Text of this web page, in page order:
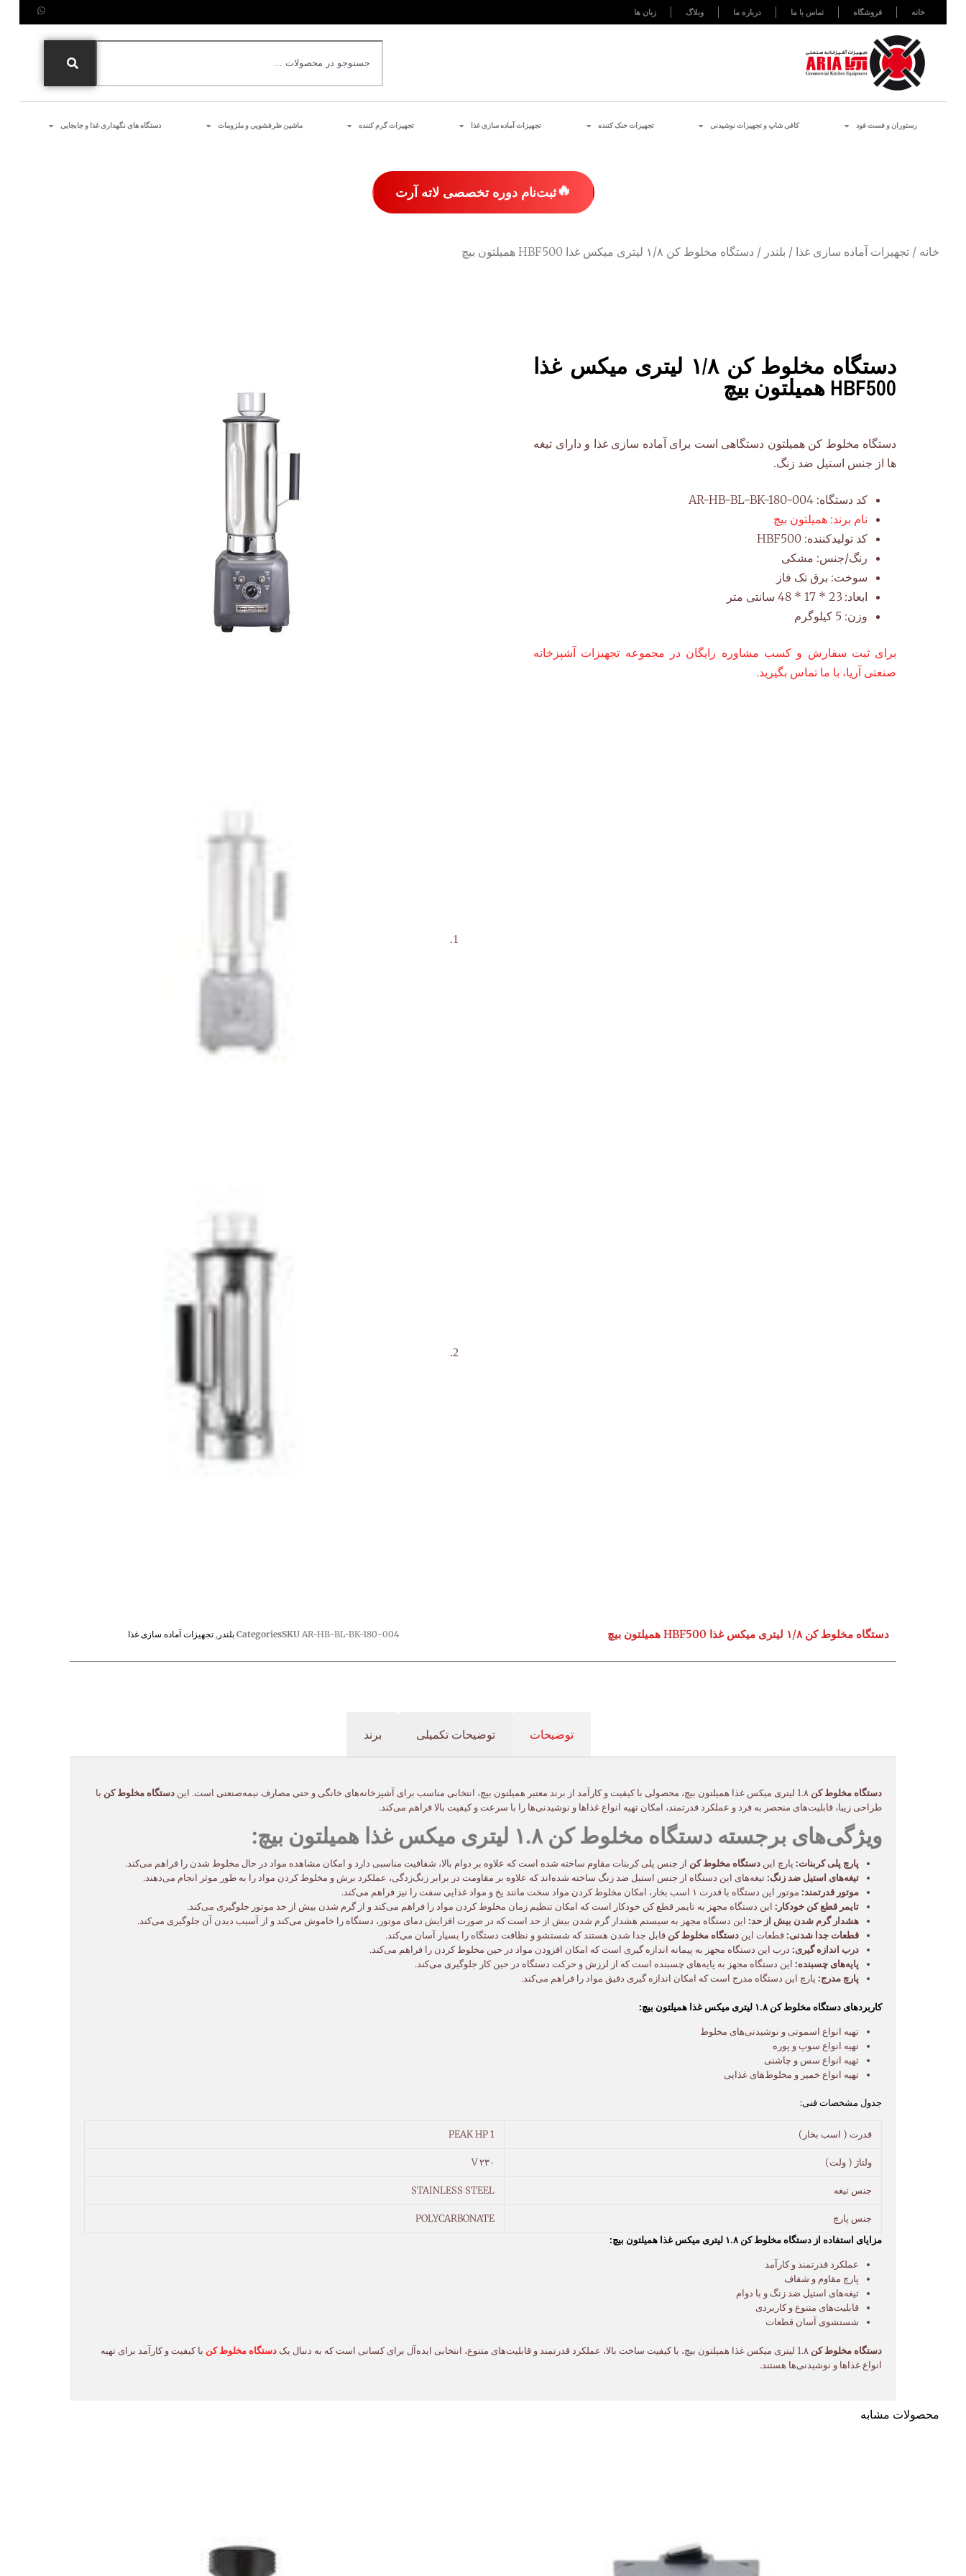
خانه فروشگاه تماس با ما درباره ما وبلاگ زبان ها
رستوران و فست فود کافی شاپ و تجهیزات نوشیدنی تجهیزات خنک کننده تجهیزات آماده سازی غذا تجهیزات گرم کننده ماشین ظرفشویی و ملزومات دستگاه های نگهداری غذا و جابجایی
🔥ثبت‌نام دوره تخصصی لاته آرت
خانه / تجهیزات آماده سازی غذا / بلندر / دستگاه مخلوط کن ۱/۸ لیتری میکس غذا HBF500 همیلتون بیچ
دستگاه مخلوط کن ۱/۸ لیتری میکس غذا
HBF500 همیلتون بیچ
دستگاه مخلوط کن همیلتون دستگاهی است برای آماده سازی غذا و دارای تیغه
ها از جنس استیل ضد زنگ.
کد دستگاه: AR-HB-BL-BK-180-004
نام برند: همیلتون بیچ
کد تولیدکننده: HBF500
رنگ/جنس: مشکی
سوخت: برق تک فاز
ابعاد: 23 * 17 * 48 سانتی متر
وزن: 5 کیلوگرم
برای ثبت سفارش و کسب مشاوره رایگان در مجموعه تجهیزات آشپزخانه
صنعتی آریا، با ما تماس بگیرید.
دستگاه مخلوط کن ۱/۸ لیتری میکس غذا HBF500 همیلتون بیچ SKUAR-HB-BL-BK-180-004
Categories بلندر , تجهیزات آماده سازی غذا
توضیحات توضیحات تکمیلی برند
دستگاه مخلوط کن دستگاه مخلوط کن با
طراحی زیبا، قابلیت‌های منحصر به فرد و عملکرد قدرتمند، امکان تهیه انواع غذاها و نوشیدنی‌ها را با سرعت و کیفیت بالا فراهم می‌کند.
ویژگی‌های برجسته دستگاه مخلوط کن ۱.۸ لیتری میکس غذا همیلتون بیچ:
پارچ پلی کربنات: پارچ ایندستگاه مخلوط کن از جنس پلی کربنات مقاوم ساخته شده است که علاوه بر دوام بالا، شفافیت مناسبی دارد و امکان مشاهده مواد در حال مخلوط شدن را فراهم می‌کند.
تیغه‌های استیل ضد زنگ:تیغه‌های این دستگاه از جنس استیل ضد زنگ ساخته شده‌اند که علاوه بر مقاومت در برابر زنگ‌زدگی، عملکرد برش و مخلوط کردن مواد را به طور موثر انجام می‌دهند.
موتور قدرتمند: موتور این دستگاه با قدرت ۱ اسب بخار، امکان مخلوط کردن مواد سخت مانند یخ و مواد غذایی سفت را نیز فراهم می‌کند.
تایمر قطع کن خودکار: این دستگاه مجهز به تایمر قطع کن خودکار است که امکان تنظیم زمان مخلوط کردن مواد را فراهم می‌کند و از گرم شدن بیش از حد موتور جلوگیری می‌کند.
هشدار گرم شدن بیش از حد: این دستگاه مجهز به سیستم هشدار گرم شدن بیش از حد است که در صورت افزایش دمای موتور، دستگاه را خاموش می‌کند و از آسیب دیدن آن جلوگیری می‌کند.
قطعات جدا شدنی:قطعات ایندستگاه مخلوط کن قابل جدا شدن هستند که شستشو و نظافت دستگاه را بسیار آسان می‌کند.
درب اندازه گیری: درب این دستگاه مجهز به پیمانه اندازه گیری است که امکان افزودن مواد در حین مخلوط کردن را فراهم می‌کند.
پایه‌های چسبنده: این دستگاه مجهز به پایه‌های چسبنده است که از لرزش و حرکت دستگاه در حین کار جلوگیری می‌کند.
پارچ مدرج: پارچ این دستگاه مدرج است که امکان اندازه گیری دقیق مواد را فراهم می‌کند.
کاربردهای دستگاه مخلوط کن ۱.۸ لیتری میکس غذا همیلتون بیچ:
تهیه انواع اسموتی و نوشیدنی‌های مخلوط
تهیه انواع سوپ و پوره
تهیه انواع سس و چاشنی
تهیه انواع خمیر و مخلوط‌های غذایی
جدول مشخصات فنی:
قدرت ( اسب بخار) PEAK HP 1
ولتاژ ( ولت) ۲۳۰ V
جنس تیغه STAINLESS STEEL
جنس پارچ
POLYCARBONATE
مزایای استفاده از دستگاه مخلوط کن ۱.۸ لیتری میکس غذا همیلتون بیچ:
عملکرد قدرتمند و کارآمد
پارچ مقاوم و شفاف
تیغه‌های استیل ضد زنگ و با دوام
قابلیت‌های متنوع و کاربردی
شستشوی آسان قطعات
دستگاه مخلوط کن دستگاه مخلوط کن با کیفیت و کارآمد برای تهیه
انواع غذاها و نوشیدنی‌ها هستند.
محصولات مشابه